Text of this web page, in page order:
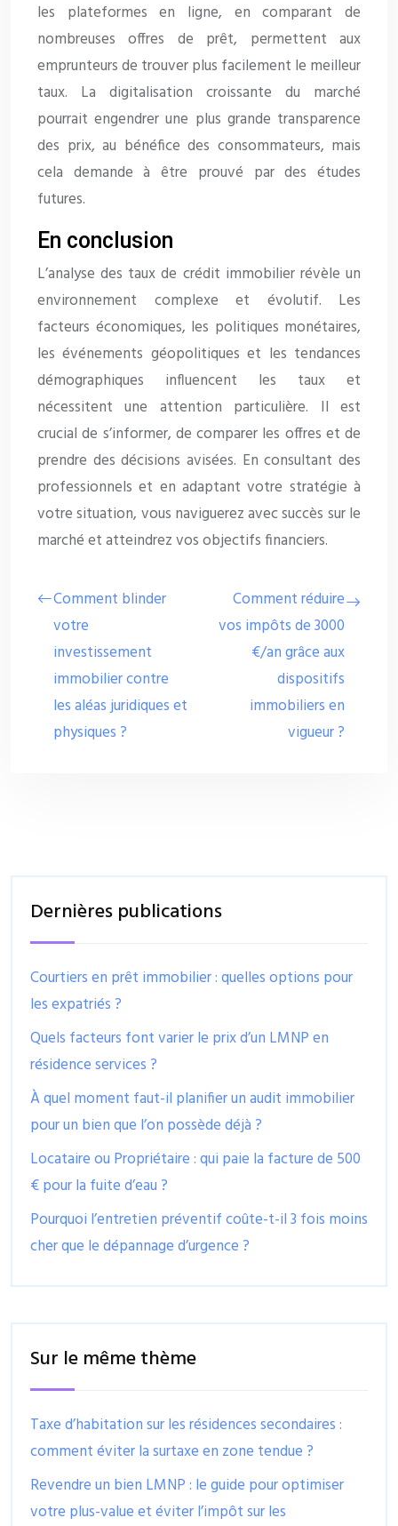
les plateformes en ligne, en comparant de
nombreuses offres de prêt, permettent aux
emprunteurs de trouver plus facilement le meilleur
taux. La digitalisation croissante du marché
pourrait engendrer une plus grande transparence
des prix, au bénéfice des consommateurs, mais
cela demande à être prouvé par des études
futures.
En conclusion
L’analyse des taux de crédit immobilier révèle un
environnement complexe et évolutif. Les
facteurs économiques, les politiques monétaires,
les événements géopolitiques et les tendances
démographiques influencent les taux et
nécessitent une attention particulière. Il est
crucial de s’informer, de comparer les offres et de
prendre des décisions avisées. En consultant des
professionnels et en adaptant votre stratégie à
votre situation, vous naviguerez avec succès sur le
marché et atteindrez vos objectifs financiers.
Comment blinder
votre
investissement
immobilier contre
les aléas juridiques et
physiques ?
Comment réduire
vos impôts de 3000
€/an grâce aux
dispositifs
immobiliers en
vigueur ?
Dernières publications
Courtiers en prêt immobilier : quelles options pour
les expatriés ?
Quels facteurs font varier le prix d’un LMNP en
résidence services ?
À quel moment faut-il planifier un audit immobilier
pour un bien que l’on possède déjà ?
Locataire ou Propriétaire : qui paie la facture de 500
€ pour la fuite d’eau ?
Pourquoi l’entretien préventif coûte-t-il 3 fois moins
cher que le dépannage d’urgence ?
Sur le même thème
Taxe d’habitation sur les résidences secondaires :
comment éviter la surtaxe en zone tendue ?
Revendre un bien LMNP : le guide pour optimiser
votre plus-value et éviter l’impôt sur les